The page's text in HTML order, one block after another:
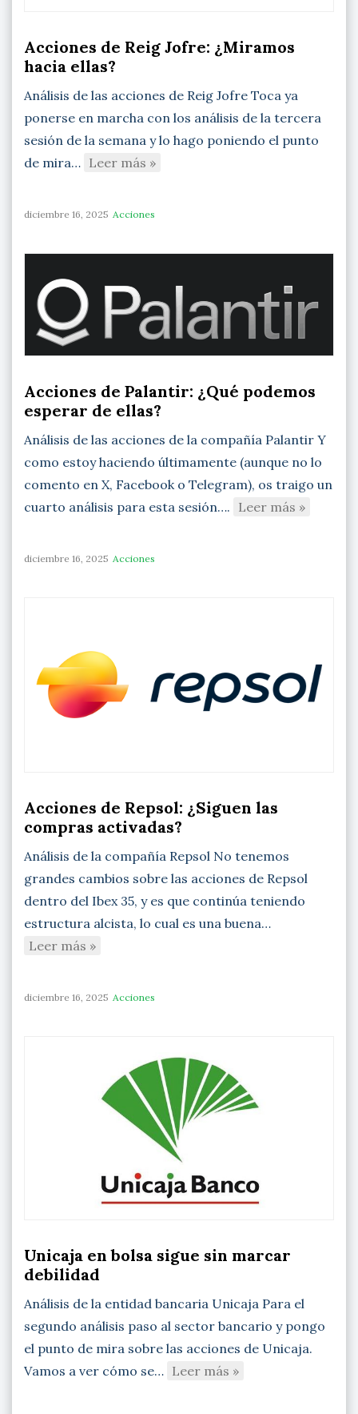
Acciones de Reig Jofre: ¿Miramos
hacia ellas?
Análisis de las acciones de Reig Jofre Toca ya
ponerse en marcha con los análisis de la tercera
sesión de la semana y lo hago poniendo el punto
de mira… Leer más »
diciembre 16, 2025 Acciones
Acciones de Palantir: ¿Qué podemos
esperar de ellas?
Análisis de las acciones de la compañía Palantir Y
como estoy haciendo últimamente (aunque no lo
comento en X, Facebook o Telegram), os traigo un
cuarto análisis para esta sesión…. Leer más »
diciembre 16, 2025 Acciones
Acciones de Repsol: ¿Siguen las
compras activadas?
Análisis de la compañía Repsol No tenemos
grandes cambios sobre las acciones de Repsol
dentro del Ibex 35, y es que continúa teniendo
estructura alcista, lo cual es una buena…
Leer más »
diciembre 16, 2025 Acciones
Unicaja en bolsa sigue sin marcar
debilidad
Análisis de la entidad bancaria Unicaja Para el
segundo análisis paso al sector bancario y pongo
el punto de mira sobre las acciones de Unicaja.
Vamos a ver cómo se… Leer más »